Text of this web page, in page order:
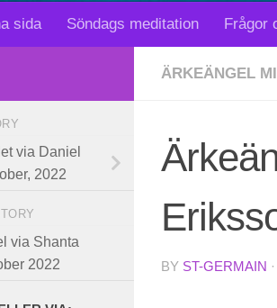
sida Söndags meditation Frågor
ÄRKEÄNGEL
BY ST-GERMAIN ·
via Daniel
2022
via Shanta
2022